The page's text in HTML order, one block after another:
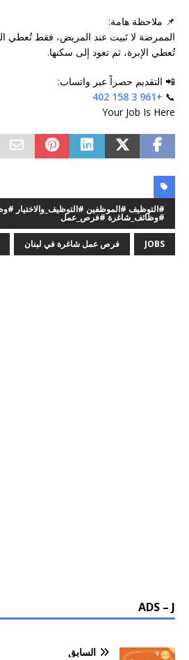
📌 ملاحظة هامة:
الممرضة لا تَبيت عند المريض، فقط تُعطي
تُعطي الإبرة، ثم تعود إلى سكنها.
📲 التقديم حصراً عبر واتساب:
📞
+961 3 158 402
Your Job Is Here
#التوظيف #الموظفين #التوظيف_والاختيار
#وظائف_شاغرة #فرص_عمل
JOBS فرص عمل شاغرة في لبنان
ADS – J
السابق